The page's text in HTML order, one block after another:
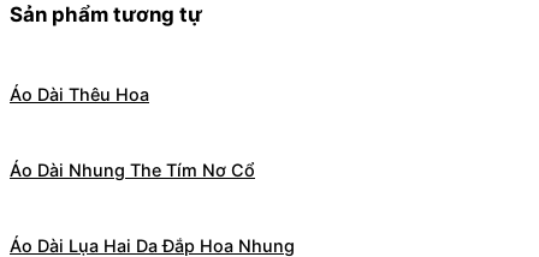
Sản phẩm tương tự
Áo Dài Thêu Hoa
Áo Dài Nhung The Tím Nơ Cổ
Áo Dài Lụa Hai Da Đắp Hoa Nhung